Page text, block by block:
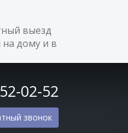
выезд
дому и в
02-52
звонок